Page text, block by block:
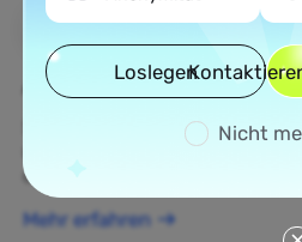
Ad Verification
Schützen Sie Ihre Marke,
und führen Sie Echtzeit-
optimierte datengestützte
Mehr erfahren
Loslegen
Nicht